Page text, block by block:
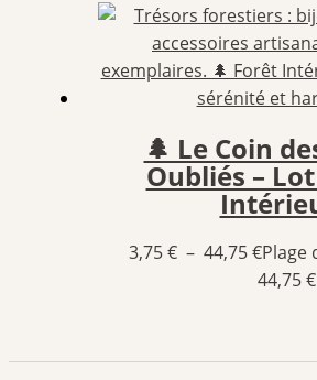
🌲 Le Coin
Oubliés –
3,75€ – 44,75€Plage
44,75 €